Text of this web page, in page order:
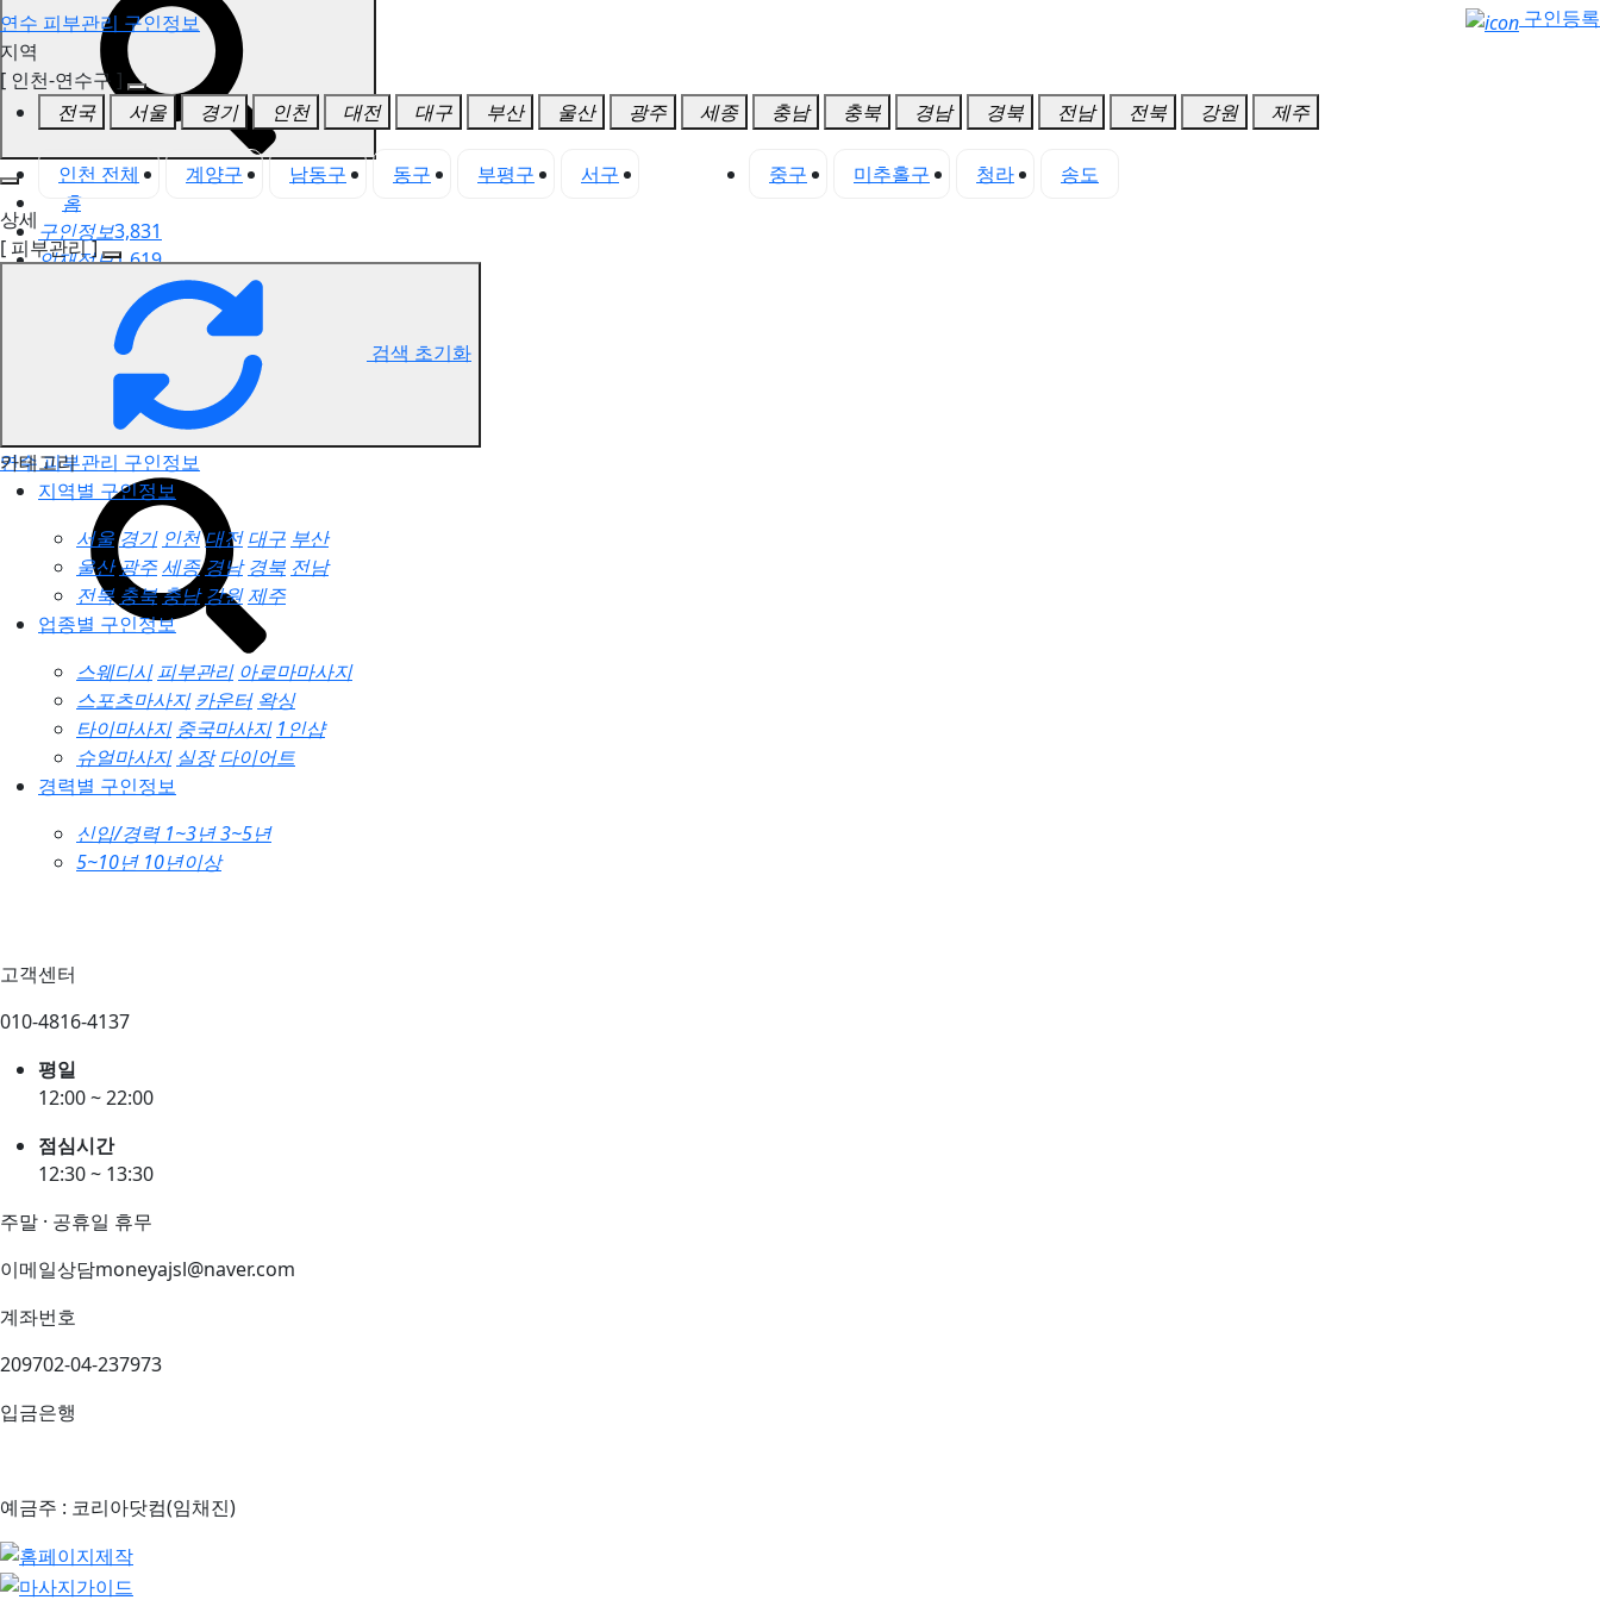
홈
구인정보3,831
인재정보1,619
고객센터
전국업체정보
마사지가이드
업체 서비스 관리
연수 피부관리 구인정보
연수 피부관리 구인정보
구인등록
지역
[ 인천-연수구 ]
전국
서울 경기 인천 대전 대구 부산 울산 광주 세종 충남 충북 경남 경북 전남 전북 강원 제주
인천 전체 계양구 남동구 동구 부평구 서구 중구 미추홀구 청라
송도
상세
[ 피부관리 ]
검색 초기화
카테고리
지역별 구인정보
서울경기 인천대전 대구 부산
울산광주세종경남 경북 전남
전북 충북충남 강원제주
업종별 구인정보
스웨디시 피부관리 아로마마사지
스포츠마사지 카운터 왁싱
타이마사지 중국마사지 1인샵
슈얼마사지 실장 다이어트
경력별 구인정보
신입/경력 1~3년3~5년
5~10년 10년이상
고객센터
010-4816-4137
평일
12:00 ~ 22:00
점심시간
12:30 ~ 13:30
주말 · 공휴일 휴무
이메일상담moneyajsl@naver.com
계좌번호
209702-04-237973
입금은행
예금주 : 코리아닷컴(임채진)